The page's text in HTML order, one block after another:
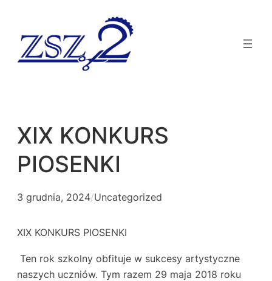
XIX KONKURS
PIOSENKI
3 grudnia, 2024/Uncategorized
XIX KONKURS PIOSENKI
Ten rok szkolny obfituje w sukcesy artystyczne
naszych uczniów. Tym razem 29 maja 2018 roku